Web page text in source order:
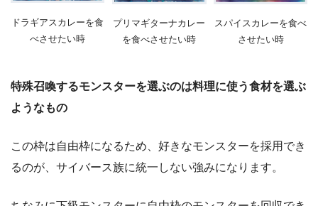
ドラギアスカレーを食
べさせたい時
プリマギターナカレー
を食べさせたい時
スパイスカレーを食べ
させたい時
特殊召喚するモンスターを選ぶのは料理に使う食材を選ぶ
ようなもの
この枠は自由枠になるため、好きなモンスターを採用でき
るのが、サイバース族に統一しない強みになります。